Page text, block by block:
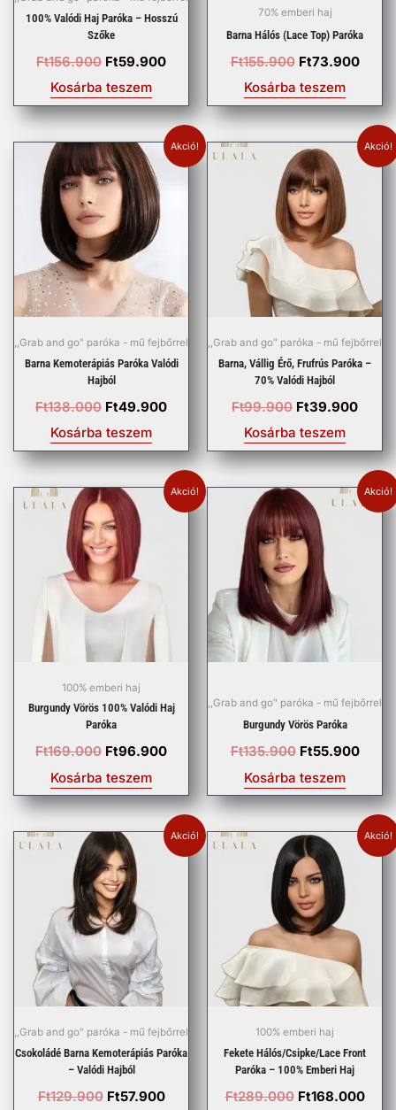
100% Valódi Haj Paróka – Hosszú
Szőke
Ft156.900 Ft59.900
Kosárba teszem
70% emberi haj
Barna Hálós (lace Top) Paróka
Ft155.900 Ft73.900
Kosárba teszem
Akció!
,,Grab and go" paróka - mű fejbőrrel
Barna Kemoterápiás Paróka Valódi
Hajból
Ft138.000
Original
price
was:
Ft138.000.
Ft49.900
Current
price
Kosárba teszem
Akció!
,,Grab and go" paróka - mű fejbőrrel
Barna, Vállig Érő, Frufrús Paróka –
70% Valódi Hajból
Ft99.900
Original
price
was:
Ft99.900.
Ft39.900
price
Kosárba teszem
Akció!
100% emberi haj
Burgundy Vörös 100% Valódi Haj
Paróka
Ft169.000
Original
price
was:
Ft169.000.
Ft96.900
Current
price
Kosárba teszem
Akció!
,,Grab and go" paróka - mű fejbőrrel
Burgundy Vörös Paróka
Ft135.900
Original
price
was:
Ft135.900.
Ft55.900
price
Kosárba teszem
Akció!
,,Grab and go" paróka - mű fejbőrrel
Csokoládé Barna Kemoterápiás Paróka
– Valódi Hajból
Ft129.900
Original
price
was:
Ft129.900.
Ft57.900
Current
price
Akció!
100% emberi haj
Fekete Hálós/Csipke/Lace Front
Paróka – 100% Emberi Haj
Ft289.000
Original
price
was:
Ft289.000.
Ft168.000
price